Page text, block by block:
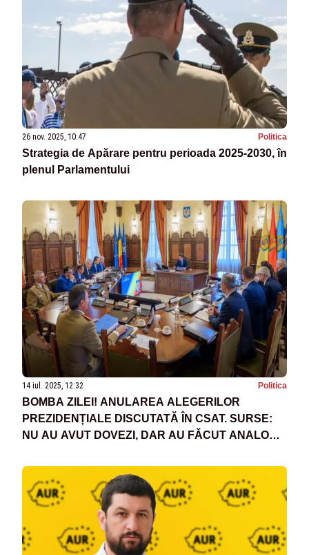
26 nov. 2025, 10:47 Politica
Strategia de Apărare pentru perioada 2025-2030, în
plenul Parlamentului
14 iul. 2025, 12:32 Politica
BOMBA ZILEI! ANULAREA ALEGERILOR
PREZIDENȚIALE DISCUTATĂ ÎN CSAT. SURSE:
NU AU AVUT DOVEZI, DAR AU FĂCUT ANALOGII